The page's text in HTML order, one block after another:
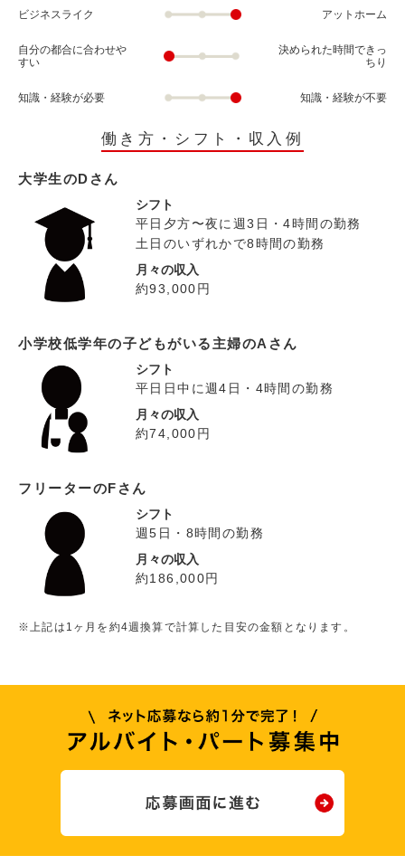
ビジネスライク アットホーム
自分の都合に合わせや
すい
決められた時間できっ
ちり
知識・経験が必要 知識・経験が不要
働き方・シフト・収入例
大学生のDさん
シフト
平日夕方〜夜に週3日・4時間の勤務
土日のいずれかで8時間の勤務
月々の収入
約93,000円
小学校低学年の子どもがいる主婦のAさん
シフト
平日日中に週4日・4時間の勤務
月々の収入
約74,000円
フリーターのFさん
シフト
週5日・8時間の勤務
月々の収入
約186,000円
※上記は1ヶ月を約4週換算で計算した目安の金額となります。